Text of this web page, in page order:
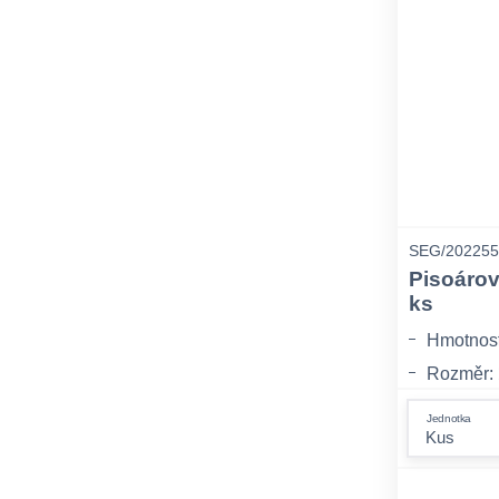
SEG/
ks
Rozměr:
Jednotka